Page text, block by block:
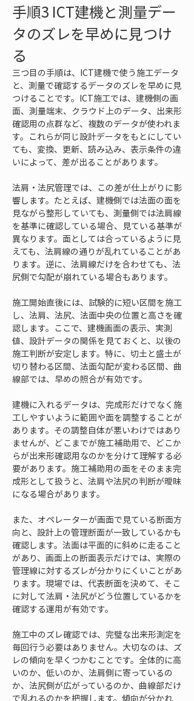
手順3 ICT建機と測量デー
タのズレを早めに見つけ
る
三つ目の手順は、ICT建機で使う施工データ
と、測量で確認するデータのズレを早めに見
つけることです。ICT施工では、建機側の画
面、測量端末、クラウド上のデータ、出来形
確認用の点群など、複数のデータが使われま
す。これらが同じ設計データをもとにしてい
ても、変換、更新、読み込み、表示条件の違
いによって、差が出ることがあります。
法肩・法尻管理では、この差が仕上がりに影
響します。たとえば、建機側では法面の面を
見ながら整形していても、測量側では法肩線
を基準に確認している場合、見ている基準が
異なります。面としては合っているように見
えても、法肩線の通りが乱れていることがあ
ります。逆に、法肩線だけを合わせても、法
尻側で勾配が崩れている場合もあります。
施工開始直後には、試験的に短い区間を施工
し、法肩、法尻、法面中央の位置と高さを確
認します。ここで、建機画面の表示、実測
値、設計データの関係を見ておくと、以後の
施工判断が安定します。特に、切土と盛土が
切り替わる区間、法面勾配が変わる区間、曲
線部では、早めの照合が有効です。
建機に入れるデータは、完成形だけでなく施
工しやすいように範囲や面を調整することが
あります。その調整自体が悪いわけではあり
ませんが、どこまでが施工補助用で、どこか
らが出来形確認用なのかを分けて理解する必
要があります。施工補助用の面をそのまま完
成形として扱うと、法肩や法尻の判断が曖昧
になる場合があります。
また、オペレーターが画面で見ている断面方
向と、設計上の管理断面が一致しているかも
確認します。法面は平面的に斜めに走ること
があり、画面上の断面表示だけでは、実際の
管理線に対するズレが分かりにくいことがあ
ります。現場では、代表断面を決めて、そこ
に対して法肩・法尻がどう位置しているかを
確認する運用が有効です。
施工中のズレ確認では、完璧な出来形測定を
毎回行う必要はありません。大切なのは、ズ
レの傾向を早くつかむことです。全体的に高
いのか、低いのか、法肩側に寄っているの
か、法尻側が広がっているのか、曲線部だけ
で乱れるのかを把握します。傾向が分かれ